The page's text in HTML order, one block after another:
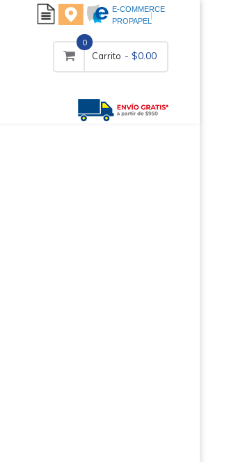
E-COMMERCE
PROPAPEL
Carrito
0
- $0.00